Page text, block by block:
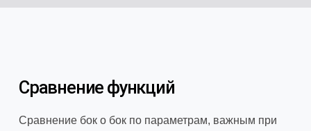
Сравнение функций
Сравнение бок о бок по параметрам, важным при